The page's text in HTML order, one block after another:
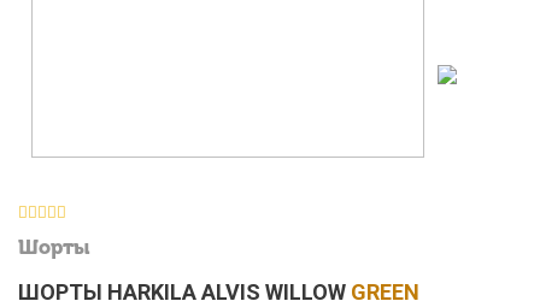
Шорты
ШОРТЫ HARKILA ALVIS WILLOW GREEN